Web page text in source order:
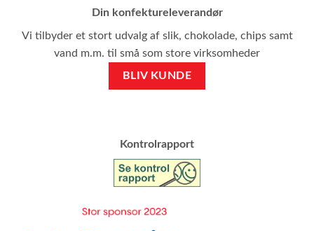
Din konfektureleverandør
Vi tilbyder et stort udvalg af slik, chokolade, chips samt
vand m.m. til små som store virksomheder
BLIV KUNDE
​Kontrolrapport